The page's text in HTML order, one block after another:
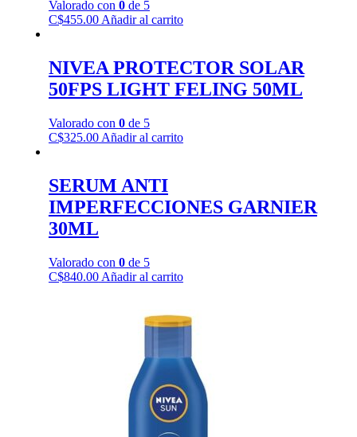
Valorado con 0de 5
C$455.00 Añadir al carrito
NIVEA PROTECTOR SOLAR
50FPS LIGHT FELING 50ML
Valorado con 0de 5
C$325.00 Añadir al carrito
SERUM ANTI
IMPERFECCIONES GARNIER
30ML
Valorado con 0de 5
C$840.00 Añadir al carrito